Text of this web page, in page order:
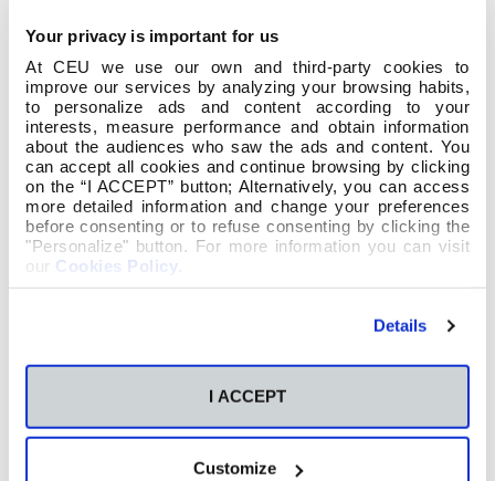
Your privacy is important for us
At CEU we use our own and third-party cookies to
improve our services by analyzing your browsing habits,
to personalize ads and content according to your
interests, measure performance and obtain information
about the audiences who saw the ads and content. You
can accept all cookies and continue browsing by clicking
on the “I ACCEPT” button; Alternatively, you can access
more detailed information and change your preferences
before consenting or to refuse consenting by clicking the
"Personalize" button. For more information you can visit
our Cookies Policy
Details
I ACCEPT
Customize
8M unha exposición que estará visible durante as
próximas semanas. Nela poderase ver unha
selección de traballos realizados polo alumnado
sobre mulleres galegas pioneiras en distintos
eidos; o proxecto da Uvigo, «Quero ser
investigadora», dirixido a nenas de secundaria,
que busca valorar e visibilizar mulleres científicas
contemporáneas e espertar a vocación
investigadora entre os máis cativos, con figuras
femininas da súa contorna; ademais dunha
pequena mostra do fondo bibliográfico da nosa
Biblioteca que permite traballar a igualdade a
porque o día de mañá será tarefa vosa educar en